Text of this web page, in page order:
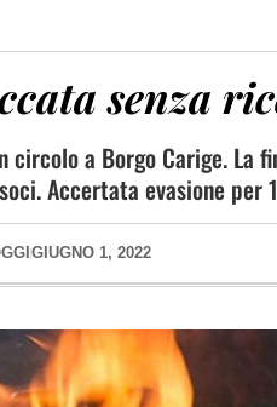
senza
circolo a Borgo Carige.
Accertata evasione
GIUGNO 1, 2022